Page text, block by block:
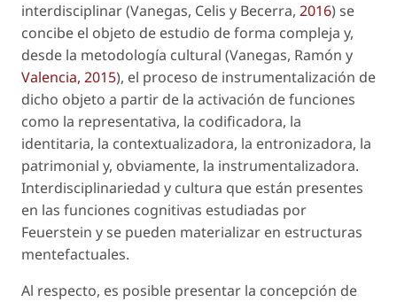
interdisciplinar (Vanegas, Celis y Becerra, 2016) se
concibe el objeto de estudio de forma compleja y,
desde la metodología cultural (Vanegas, Ramón y
Valencia, 2015), el proceso de instrumentalización de
dicho objeto a partir de la activación de funciones
como la representativa, la codificadora, la
identitaria, la contextualizadora, la entronizadora, la
patrimonial y, obviamente, la instrumentalizadora.
Interdisciplinariedad y cultura que están presentes
en las funciones cognitivas estudiadas por
Feuerstein y se pueden materializar en estructuras
mentefactuales.
Al respecto, es posible presentar la concepción de